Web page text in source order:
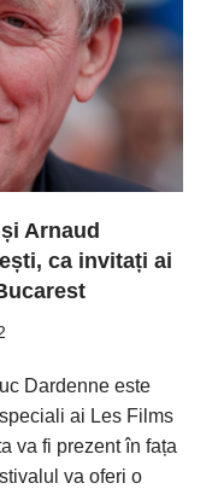
Arnaud
ca invitați ai
Dardenne este
ai Les Films
va fi prezent în fața
va oferi o